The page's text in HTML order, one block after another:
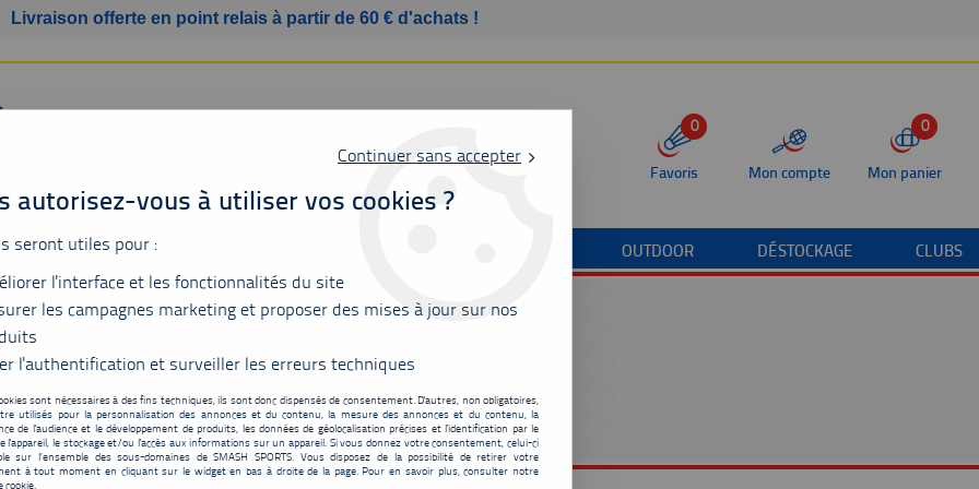
Livraison offerte en point relais à partir de 60 € d'achats !
0
Favoris Mon compte
0
Mon panier
BAGAGERIE OUTDOOR DÉSTOCKAGE CLUBS
Continuer sans accepter
autorisez-vous à utiliser vos cookies ?
seront utiles pour :
l'interface et les fonctionnalités du site
les campagnes marketing et proposer des mises à jour sur nos
l'authentification et surveiller les erreurs techniques
sont nécessaires à des fins techniques, ils sont donc dispensés de consentement. D'autres, non obligatoires,
utilisés pour la personnalisation des annonces et du contenu, la mesure des annonces et du contenu, la
de l'audience et le développement de produits, les données de géolocalisation précises et l'identification par le
l'appareil, le stockage et/ou l'accès aux informations sur un appareil. Si vous donnez votre consentement, celui-ci
sur l’ensemble des sous-domaines de SMASH SPORTS. Vous disposez de la possibilité de retirer votre
à tout moment en cliquant sur le widget en bas à droite de la page. Pour en savoir plus, consulter notre
cookie.